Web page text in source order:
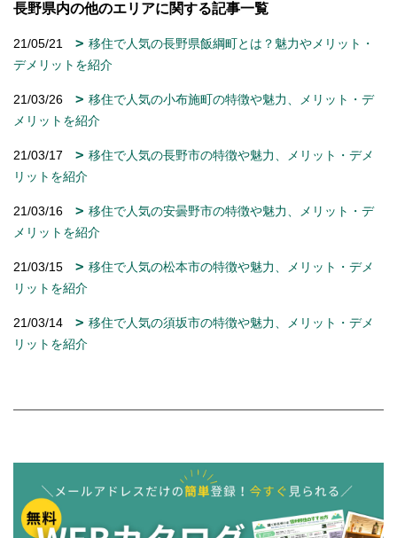
長野県内の他のエリアに関する記事一覧
21/05/21
移住で人気の長野県飯綱町とは？魅力やメリット・
デメリットを紹介
21/03/26
移住で人気の小布施町の特徴や魅力、メリット・デ
メリットを紹介
21/03/17
移住で人気の長野市の特徴や魅力、メリット・デメ
リットを紹介
21/03/16
移住で人気の安曇野市の特徴や魅力、メリット・デ
メリットを紹介
21/03/15
移住で人気の松本市の特徴や魅力、メリット・デメ
リットを紹介
21/03/14
移住で人気の須坂市の特徴や魅力、メリット・デメ
リットを紹介